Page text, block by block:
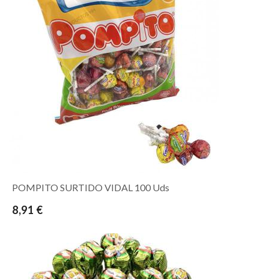
POMPITO SURTIDO VIDAL 100 Uds
8,91 €